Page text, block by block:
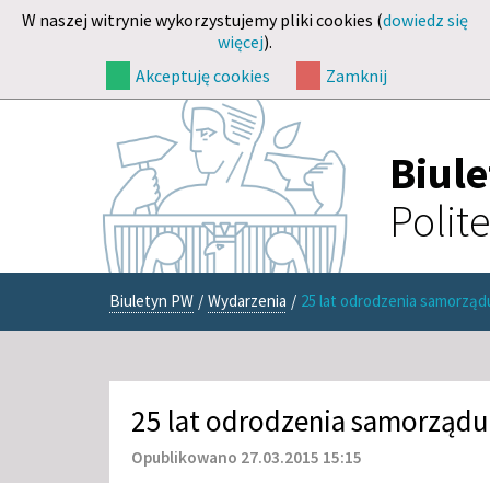
W naszej witrynie wykorzystujemy pliki cookies (dowiedz się
więcej).
Akceptuję cookies
Zamknij
Biuletyn PW / Wydarzenia / 25 lat odrodzenia
25 lat odrodzenia
Opublikowano 27.03.2015 15:15